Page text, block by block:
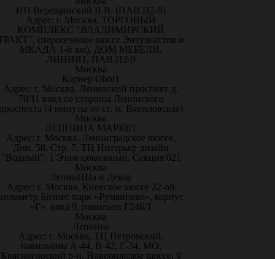
ИП Верещинский В.В. (ПАВ.П2-9)
Адрес: г. Москва, ТОРГОВЫЙ
КОМПЛЕКС "ВЛАДИМИРСКИЙ
(пересечение шоссе Энтузиастов и
МКАДА 1-й км), ДОМ МЕБЕЛИ,
ЛИНИЯ1, ПАВ.П2-9
Москва
Корнер Oboi1
Адрес: г. Москва, Ленинский проспект д.
70/11 вход со стороны Ленинского
(4 минуты от ст. м. Вавиловская)
Москва
ЛЕПНИНА МАРКЕТ
Адрес: г. Москва, Ленинградское шоссе,
Дом. 58, Стр. 7, ТЦ Интерьер дизайн
"Водный", 1 Этаж цокольный, Секция 021
Москва
ЛепниННа и Декор
Адрес: г. Москва, Киевское шоссе 22-ой
Бизнес парк «Румянцево», корпус
«Г», вход 9, павильон Г246/1
Москва
Лепнина
Адрес: г. Москва, ТЦ Петровский,
павильоны А-44, В-42, Г-34. МО,
Красногорский р-н, Новорижское шоссе, 9